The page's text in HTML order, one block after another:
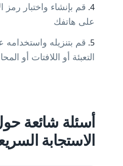
قم بإنشاء واختبار رمز
على هاتفك
قم بتنزيله
التعبئة أو اللافتات أو
أسئلة شائعة
الاستجابة